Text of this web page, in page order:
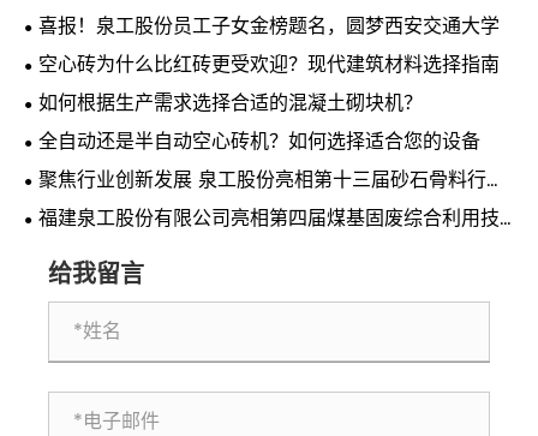
喜报！泉工股份员工子女金榜题名，圆梦西安交通大学
空心砖为什么比红砖更受欢迎？现代建筑材料选择指南
如何根据生产需求选择合适的混凝土砌块机？
全自动还是半自动空心砖机？如何选择适合您的设备
聚焦行业创新发展 泉工股份亮相第十三届砂石骨料行业
科技创新会议
福建泉工股份有限公司亮相第四届煤基固废综合利用技
给我留言